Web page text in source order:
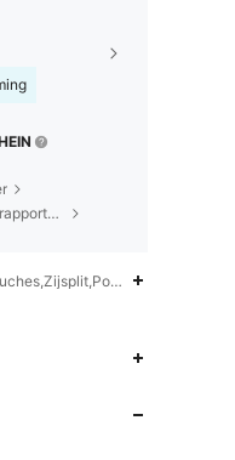
klik hier om deze verkoper en/of product te rapporteren.
en concert